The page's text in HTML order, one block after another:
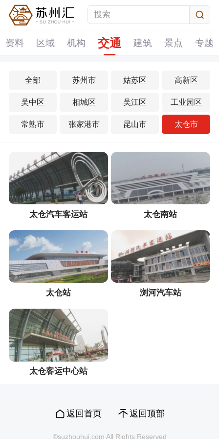
资料 区域 机构 交通 建筑 景点 专题
全部 苏州市 姑苏区 高新区
吴中区 相城区 吴江区 工业园区
常熟市 张家港市 昆山市 太仓市
太仓汽车客运站 太仓南站
太仓站 浏河汽车站
太仓客运中心站
返回首页 返回顶部
©suzhouhui.com All Rights Reserved